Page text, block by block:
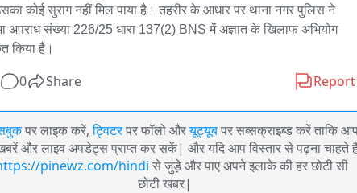
कोई सुराग नहीं मिल पाया है। तहरीर के आधार पर थाना नगर पुलिस ने
अपराध संख्या 226/25 धारा 137(2) BNS में अज्ञात के खिलाफ अभियोग
किया है।
0 Share Report
पर लाइक करें, ट्विटर पर फॉलो औरयूट्यूब पर सब्सक्राइब्ड करें ताकि
और लाइव अपडेट्स प्राप्त कर सकें| और यदि आप विस्तार से पढ़ना चाहते
pinewz.com/hindi से जुड़े और पाए अपने इलाके की हर छोटी सी
छोटी खबर|